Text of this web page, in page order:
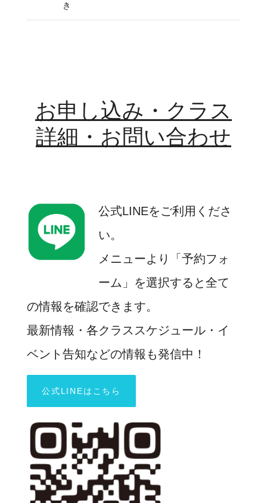
き
お申し込み・クラス
詳細・お問い合わせ
公式LINEをご利用くださ
い。
メニューより「予約フォ
ーム」を選択すると全て
の情報を確認できます。
最新情報・各クラススケジュール・イ
ベント告知などの情報も発信中！
公式LINEはこちら